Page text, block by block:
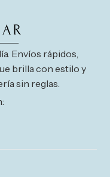
Envíos rápidos,
brilla con estilo y
sin reglas.